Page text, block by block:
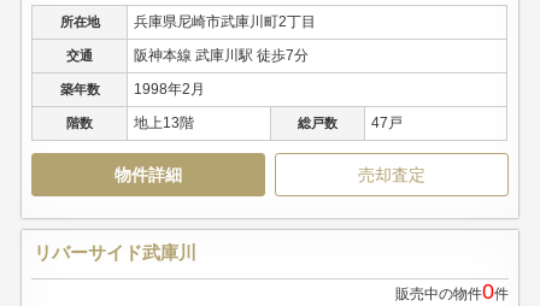
所在地 兵庫県尼崎市武庫川町2丁目
交通 阪神本線 武庫川駅 徒歩7分
築年数 1998年2月
階数 地上13階 総戸数 47戸
物件詳細 売却査定
リバーサイド武庫川
販売中の物件0件